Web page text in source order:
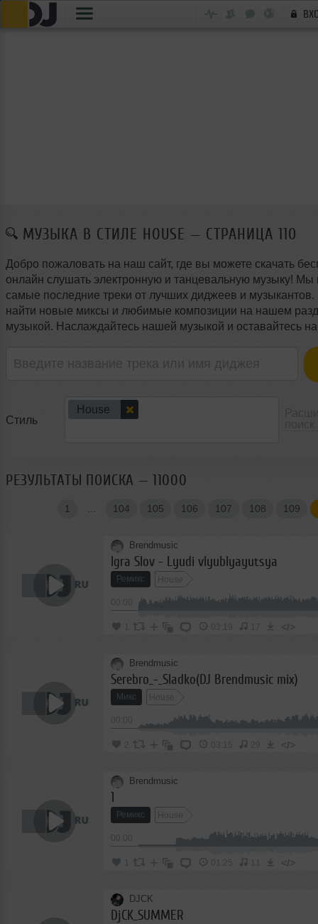
МУЗЫКА В СТИЛЕ HOUSE — СТРАНИЦА 110
Добро пожаловать на наш сайт, где вы можете скачать
онлайн слушать электронную и танцевальную музыку! Мы
самые последние треки от лучших диджеев и
найти новые миксы и любимые композиции на нашем
музыкой. Наслаждайтесь нашей музыкой и оставайтесь
Стиль
House
РЕЗУЛЬТАТЫ ПОИСКА — 11000
1 104 105 106 107 108 109
Brendmusic
Igra Slov - Lyudi vlyublyayutsya
Ремикс House
03:19 17 </>
Brendmusic
Serebro_-_Sladko(DJ Brendmusic mix)
Микс House
2 03:15 29 </>
Brendmusic
1
Ремикс House
01:25 </>
DJCK
DjCK_SUMMER